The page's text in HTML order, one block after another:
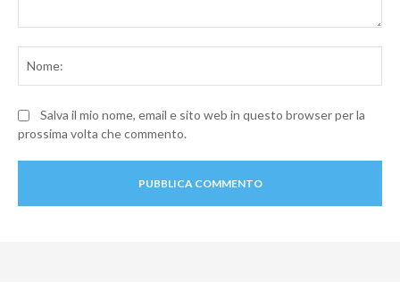
Salva il mio nome, email e sito web in questo browser per la
prossima volta che commento.